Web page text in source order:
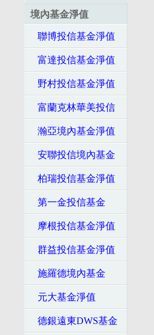
境內基金淨值
聯博投信基金淨值
富達投信基金淨值
野村投信基金淨值
富蘭克林華美投信
瀚亞境內基金淨值
安聯投信境內基金
柏瑞投信基金淨值
第一金投信基金
摩根投信基金淨值
群益投信基金淨值
施羅德境內基金
元大基金淨值
德銀遠東DWS基金